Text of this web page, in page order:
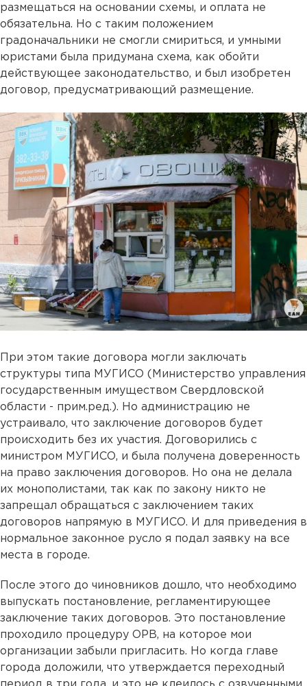
размещаться на основании схемы, и оплата не
обязательна. Но с таким положением
градоначальники не смогли смириться, и умными
юристами была придумана схема, как обойти
действующее законодательство, и был изобретен
договор, предусматривающий размещение.
При этом такие договора могли заключать
структуры типа МУГИСО (Министерство управления
государственным имуществом Свердловской
области - прим.ред.). Но администрацию не
устраивало, что заключение договоров будет
происходить без их участия. Договорились с
министром МУГИСО, и была получена доверенность
на право заключения договоров. Но она не делала
их монополистами, так как по закону никто не
запрещал обращаться с заключением таких
договоров напрямую в МУГИСО. И для приведения в
нормальное законное русло я подал заявку на все
места в городе.
После этого до чиновников дошло, что необходимо
выпускать постановление, регламентирующее
заключение таких договоров. Это постановление
проходило процедуру ОРВ, на которое мои
организации забыли пригласить. Но когда главе
города доложили, что утверждается переходный